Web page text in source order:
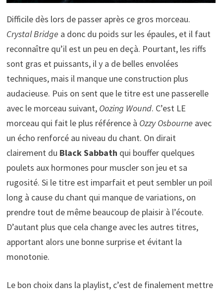
Difficile dès lors de passer après ce gros morceau.
Crystal Bridge a donc du poids sur les épaules, et il faut
reconnaître qu’il est un peu en deçà. Pourtant, les riffs
sont gras et puissants, il y a de belles envolées
techniques, mais il manque une construction plus
audacieuse. Puis on sent que le titre est une passerelle
avec le morceau suivant, Oozing Wound. C’est LE
morceau qui fait le plus référence à Ozzy Osbourne avec
un écho renforcé au niveau du chant. On dirait
clairement du Black Sabbath qui bouffer quelques
poulets aux hormones pour muscler son jeu et sa
rugosité. Si le titre est imparfait et peut sembler un poil
long à cause du chant qui manque de variations, on
prendre tout de même beaucoup de plaisir à l’écoute.
D’autant plus que cela change avec les autres titres,
apportant alors une bonne surprise et évitant la
monotonie.
Le bon choix dans la playlist, c’est de finalement mettre